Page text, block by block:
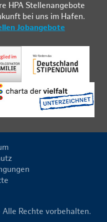
HPA Stel­len­an­ge­bo­te
bei uns im Ha­fen.
Jobangebote
Rechte vorbehalten.